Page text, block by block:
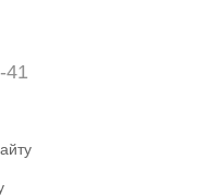
41